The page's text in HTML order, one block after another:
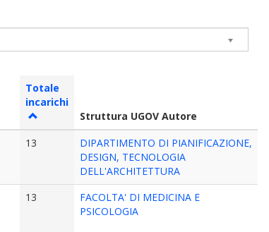
Totale
incarichi
Struttura UGOV Autore
13
DIPARTIMENTO DI PIANIFICAZIONE,
DESIGN, TECNOLOGIA
DELL'ARCHITETTURA
13
FACOLTA' DI MEDICINA E
PSICOLOGIA